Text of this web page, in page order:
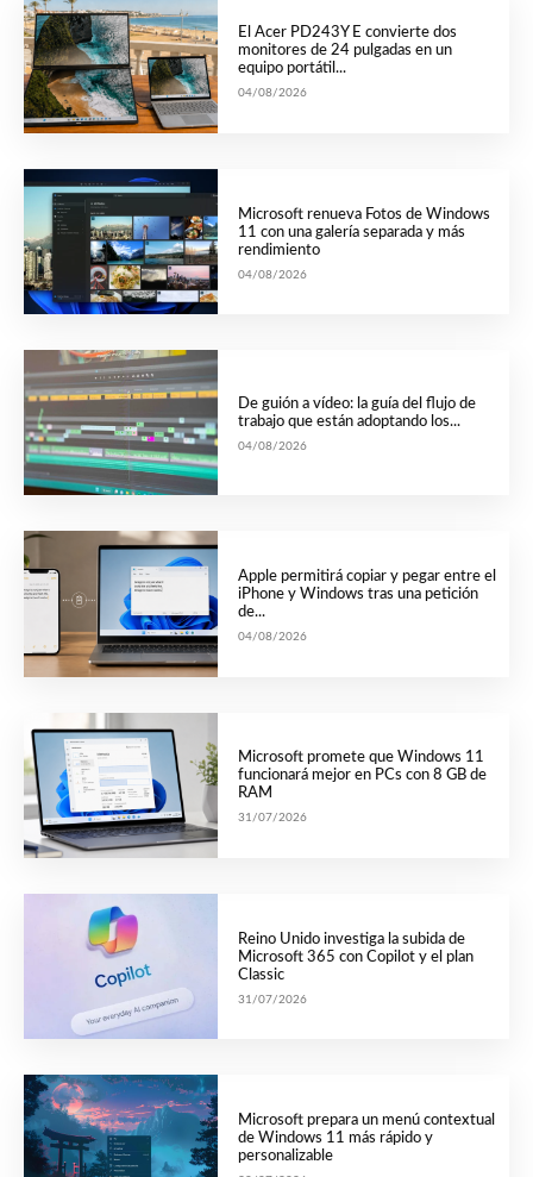
El Acer PD243Y E convierte dos
monitores de 24 pulgadas en un
equipo portátil...
04/08/2026
Microsoft renueva Fotos de Windows
11 con una galería separada y más
rendimiento
04/08/2026
De guión a vídeo: la guía del flujo de
trabajo que están adoptando los...
04/08/2026
Apple permitirá copiar y pegar entre el
iPhone y Windows tras una petición
de...
04/08/2026
Microsoft promete que Windows 11
funcionará mejor en PCs con 8 GB de
RAM
31/07/2026
Reino Unido investiga la subida de
Microsoft 365 con Copilot y el plan
Classic
31/07/2026
Microsoft prepara un menú contextual
de Windows 11 más rápido y
personalizable